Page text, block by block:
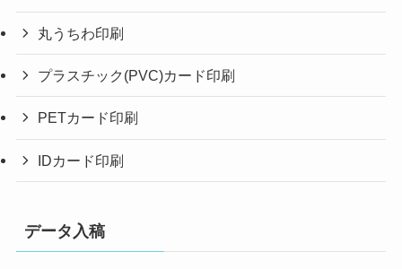
丸うちわ印刷
プラスチック(PVC)カード印刷
PETカード印刷
IDカード印刷
データ入稿